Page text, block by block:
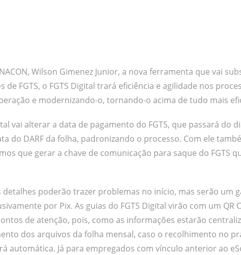
Wilson Gimenez Junior, a nova ferramenta que vai
FGTS, o FGTS Digital trará eficiência e agilidade nos
e modernizando-o, tornando-o acima de tudo mais
vai alterar a data de pagamento do FGTS, que passará do
do DARF da folha, padronizando o processo. Com ele
que gerar a chave de comunicação para saque do FGTS
detalhes poderão trazer problemas no início, mas serão um
por Pix. As guias do FGTS Digital virão com um QR
de atenção, pois, como as informações estarão
dos arquivos da folha mensal, caso o recolhimento no
automática. Já para empregados com vínculo anterior ao